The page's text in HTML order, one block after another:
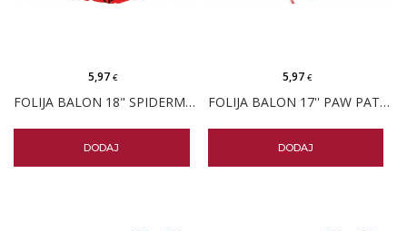
FOLIJA BALON 18" SPIDERMAN ULTIMATE
5,97€
DODAJ
FOLIJA BALON 17'' PAW PATROL
5,97 €
DODAJ